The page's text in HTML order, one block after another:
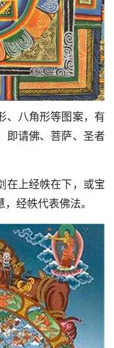
、八角形等图案，有
即请佛、菩萨、圣者
在上经帙在下，或宝
经帙代表佛法。